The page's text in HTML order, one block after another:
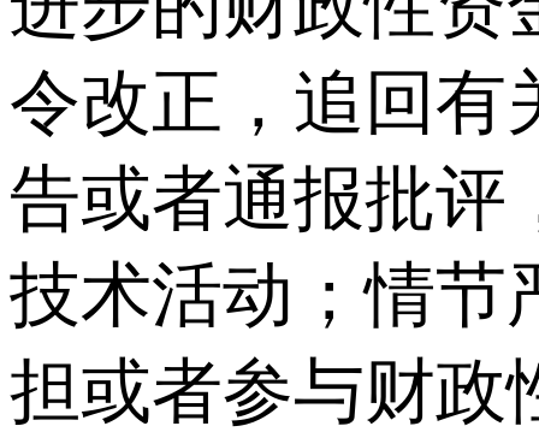
令改正，追回有
告或者通报批评
技术活动；情节
担或者参与财政